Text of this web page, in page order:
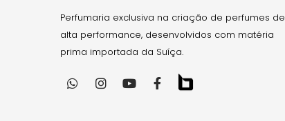
Perfumaria exclusiva na criação de perfumes de
alta performance, desenvolvidos com matéria
prima importada da Suíça.